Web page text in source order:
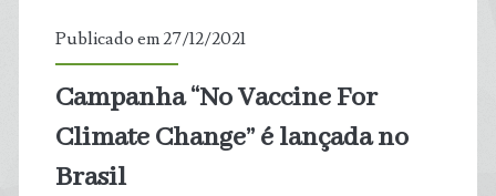
Meio
Ambiente
Posts
Publicado em 27/12/2021
Campanha “No Vaccine For
Climate Change” é lançada no
Brasil